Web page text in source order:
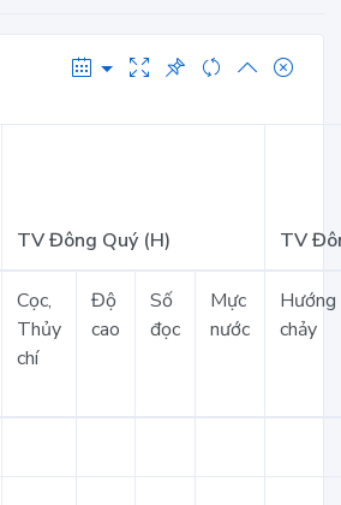
TV Đông Quý (H) TV
Cọc,
Thủy
chí
Độ
cao
Số
đọc
Mực
nước
Hướng
chảy